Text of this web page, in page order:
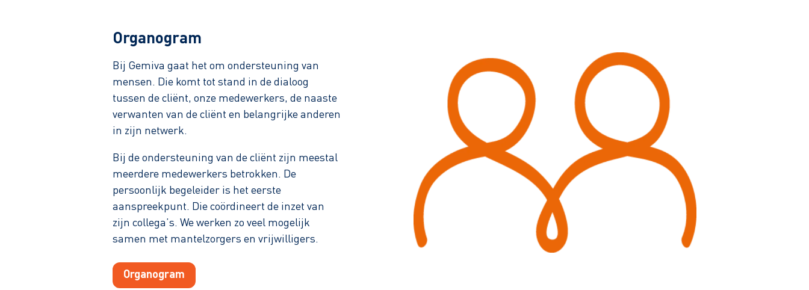
Organogram
Bij Gemiva gaat het om ondersteuning van
mensen. Die komt tot stand in de dialoog
tussen de cliënt, onze medewerkers, de naaste
verwanten van de cliënt en belangrijke anderen
in zijn netwerk.
Bij de ondersteuning van de cliënt zijn meestal
meerdere medewerkers betrokken. De
persoonlijk begeleider is het eerste
aanspreekpunt. Die coördineert de inzet van
zijn collega’s. We werken zo veel mogelijk
samen met mantelzorgers en vrijwilligers.
Organogram